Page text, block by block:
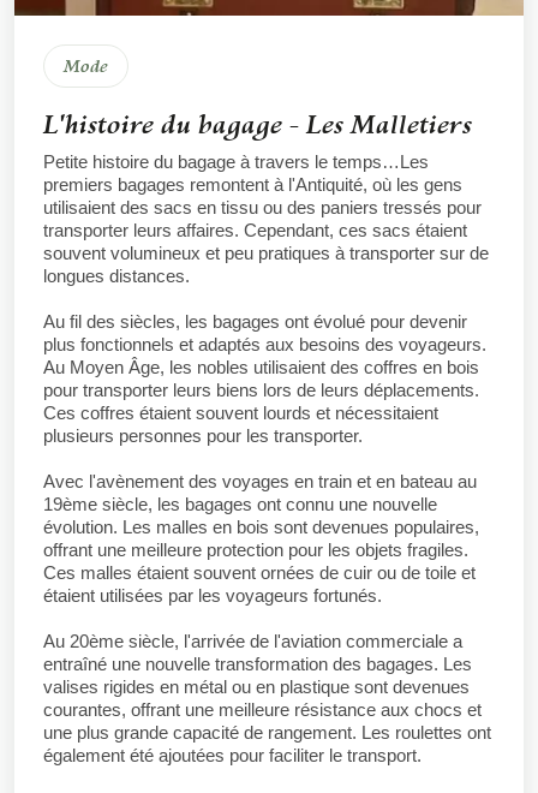
Mode
L'histoire du bagage - Les Malletiers
Petite histoire du bagage à travers le temps…Les
premiers bagages remontent à l'Antiquité, où les gens
utilisaient des sacs en tissu ou des paniers tressés pour
transporter leurs affaires. Cependant, ces sacs étaient
souvent volumineux et peu pratiques à transporter sur de
longues distances.
Au fil des siècles, les bagages ont évolué pour devenir
plus fonctionnels et adaptés aux besoins des voyageurs.
Au Moyen Âge, les nobles utilisaient des coffres en bois
pour transporter leurs biens lors de leurs déplacements.
Ces coffres étaient souvent lourds et nécessitaient
plusieurs personnes pour les transporter.
Avec l'avènement des voyages en train et en bateau au
19ème siècle, les bagages ont connu une nouvelle
évolution. Les malles en bois sont devenues populaires,
offrant une meilleure protection pour les objets fragiles.
Ces malles étaient souvent ornées de cuir ou de toile et
étaient utilisées par les voyageurs fortunés.
Au 20ème siècle, l'arrivée de l'aviation commerciale a
entraîné une nouvelle transformation des bagages. Les
valises rigides en métal ou en plastique sont devenues
courantes, offrant une meilleure résistance aux chocs et
une plus grande capacité de rangement. Les roulettes ont
également été ajoutées pour faciliter le transport.